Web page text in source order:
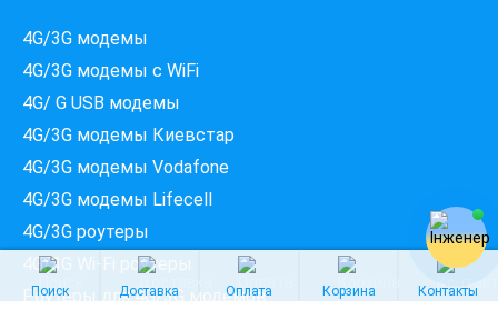
4G/3G модемы
4G/3G модемы с WiFi
4G/ G USB модемы
4G/3G модемы Киевстар
4G/3G модемы Vodafone
4G/3G модемы Lifecell
4G/3G роутеры
4G/3G Wi-Fi роутеры
Роутеры для 4G/3G модемов
Поиск Доставка Оплата Корзина Контакты
Введіть вашу адресу
Місто, вулиця та номер будинку
ПЕРЕВІРИТИ ПРОВАЙДЕРІВ